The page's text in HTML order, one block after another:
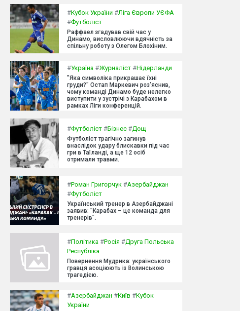
#Кубок України #Ліга Європи УЄФА
#Футболіст
Раффаел згадував свій час у
Динамо, висловлюючи вдячність за
спільну роботу з Олегом Блохіним.
#Україна #Журналіст #Нідерланди
"Яка символіка прикрашає їхні
груди?" Остап Маркевич роз'яснив,
чому команді Динамо буде нелегко
виступити у зустрічі з Карабахом в
рамках Ліги конференцій.
#Футболіст #Бізнес #Дощ
Футболіст трагічно загинув
внаслідок удару блискавки під час
гри в Таїланді, а ще 12 осіб
отримали травми.
#Роман Григорчук #Азербайджан
#Футболіст
Український тренер в Азербайджані
заявив: "Карабах – це команда для
тренерів".
#Політика #Росія #Друга Польська
Республіка
Повернення Мудрика: українського
гравця асоціюють із Волинською
трагедією.
#Азербайджан #Київ #Кубок
України